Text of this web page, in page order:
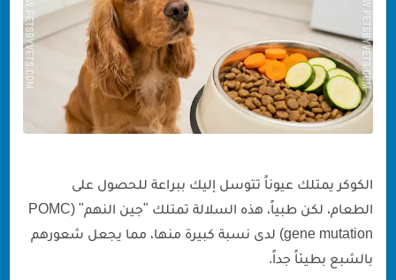
الكوكر يمتلك عيوناً تتوسل إليك ببراعة للحصول على
الطعام، لكن طبياً، هذه السلالة تمتلك "جين النهم" (POMC
gene mutation) لدى نسبة كبيرة منها، مما يجعل شعورهم
بالشبع بطيئاً جداً.